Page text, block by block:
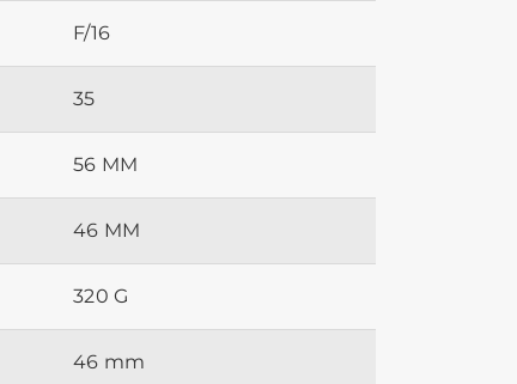
F/16
35
56 MM
46 MM
320 G
46 mm